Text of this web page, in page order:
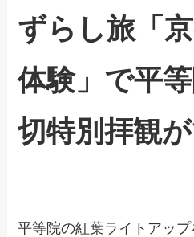
ずらし旅「
体験」で平
切特別拝観
平等院の紅葉ライトアッ